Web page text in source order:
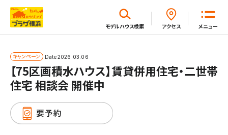
メニュー
モデルハウス検索 アクセス
キャンペーン Date2026.03.06
【75区画積水ハウス】賃貸併用住宅・二世帯
住宅 相談会 開催中
閉じる
ホーム